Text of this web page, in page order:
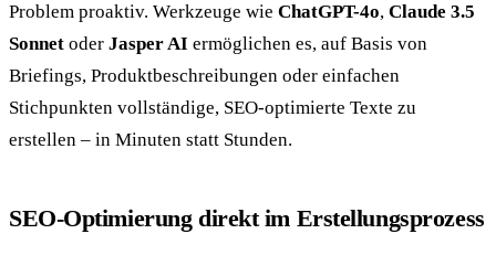
Problem proaktiv. Werkzeuge wie ChatGPT-4o, Claude 3.5
Sonnet oder Jasper AI ermöglichen es, auf Basis von
Briefings, Produktbeschreibungen oder einfachen
Stichpunkten vollständige, SEO-optimierte Texte zu
erstellen – in Minuten statt Stunden.
SEO-Optimierung direkt im Erstellungsprozess